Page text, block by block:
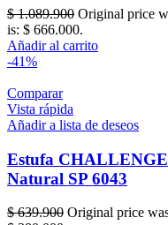
$1.089.900 Original price
is: $ 666.000.
Añadir al carrito
-41%
Comparar
Vista rápida
Añadir a lista de deseos
Estufa
Natural SP 6043
$639.900 Original price